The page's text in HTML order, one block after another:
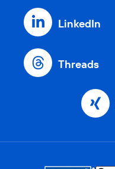
LinkedIn
Threads